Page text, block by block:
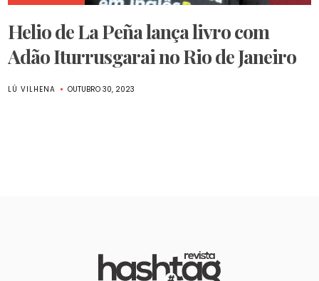
Helio de La Peña lança livro com
Adão Iturrusgarai no Rio de Janeiro
LÚ VILHENA OUTUBRO 30, 2023